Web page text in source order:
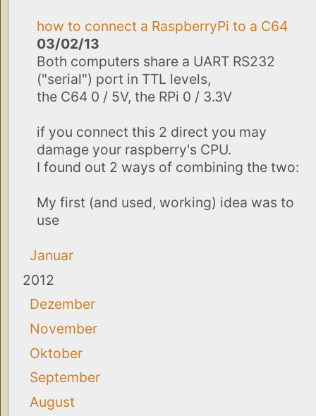
how to connect a RaspberryPi to a C64
03/02/13
Both computers share a UART RS232
("serial") port in TTL levels,
the C64 0 / 5V, the RPi 0 / 3.3V
if you connect this 2 direct you may
damage your raspberry's CPU.
I found out 2 ways of combining the two:
My first (and used, working) idea was to
use
Januar
2012
Dezember
November
Oktober
September
August